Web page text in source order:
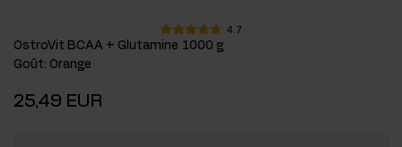
4.7
OstroVit BCAA + Glutamine 1000 g
Goût: Orange
25,49 EUR